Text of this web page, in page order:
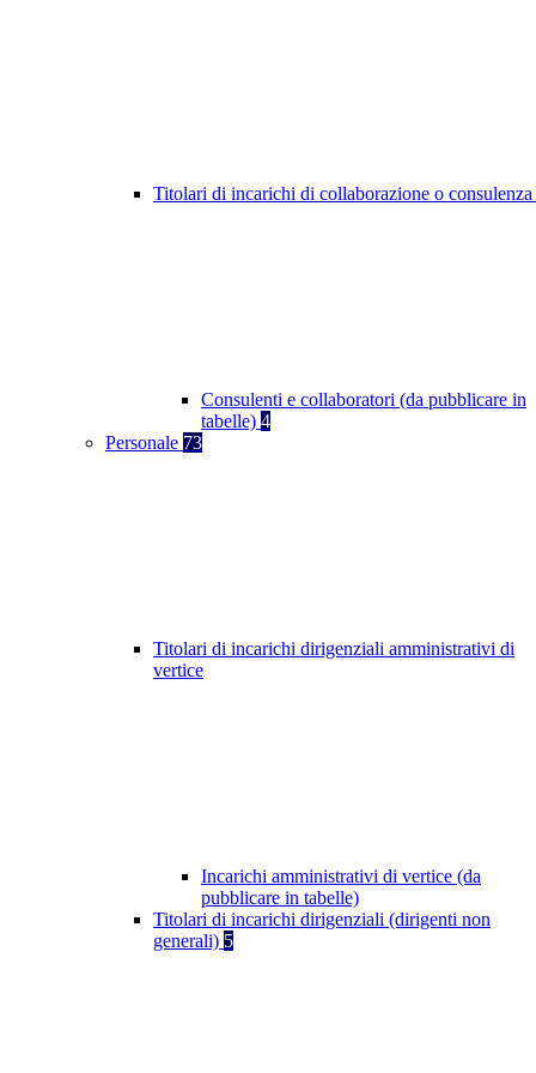
Titolari di incarichi di collaborazione o consulenza
Consulenti e collaboratori (da pubblicare in
tabelle) 4
Personale 73
Titolari di incarichi dirigenziali amministrativi di
vertice
Incarichi amministrativi di vertice (da
pubblicare in tabelle)
Titolari di incarichi dirigenziali (dirigenti non
generali) 5